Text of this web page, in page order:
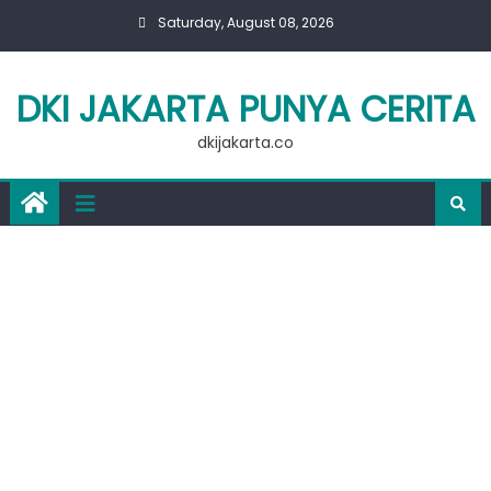
Saturday, August 08, 2026
DKI JAKARTA PUNYA CERITA
dkijakarta.co